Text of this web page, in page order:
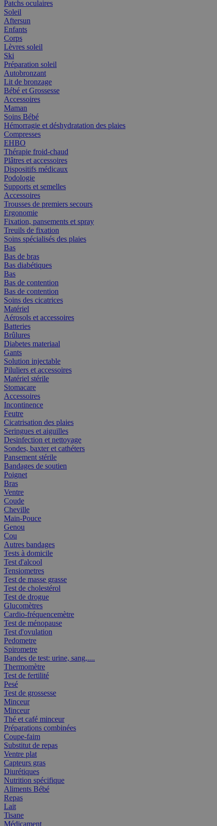
Patchs oculaires
Soleil
Aftersun
Enfants
Corps
Lèvres soleil
Ski
Préparation soleil
Autobronzant
Lit de bronzage
Bébé et Grossesse
Accessoires
Maman
Soins Bébé
Hémorragie et déshydratation des plaies
Compresses
EHBO
Thérapie froid-chaud
Plâtres et accessoires
Dispositifs médicaux
Podologie
Supports et semelles
Accessoires
Trousses de premiers secours
Ergonomie
Fixation, pansements et spray
Treuils de fixation
Soins spécialisés des plaies
Bas
Bas de bras
Bas diabétiques
Bas
Bas de contention
Bas de contention
Soins des cicatrices
Matériel
Aérosols et accessoires
Batteries
Brûlures
Diabetes materiaal
Gants
Solution injectable
Piluliers et accessoires
Matériel stérile
Stomacare
Accessoires
Incontinence
Feutre
Cicatrisation des plaies
Seringues et aiguilles
Desinfection et nettoyage
Sondes, baxter et cathéters
Pansement stérile
Bandages de soutien
Poignet
Bras
Ventre
Coude
Cheville
Main-Pouce
Genou
Cou
Autres bandages
Tests à domicile
Test d'alcool
Tensiometres
Test de masse grasse
Test de cholestérol
Test de drogue
Glucomètres
Cardio-fréquencemètre
Test de ménopause
Test d'ovulation
Pedometre
Spirometre
Bandes de test: urine, sang,....
Thermomètre
Test de fertilité
Pesé
Test de grossesse
Minceur
Minceur
Thé et café minceur
Préparations combinées
Coupe-faim
Substitut de repas
Ventre plat
Capteurs gras
Diurétiques
Nutrition spécifique
Aliments Bébé
Repas
Lait
Tisane
Médicament